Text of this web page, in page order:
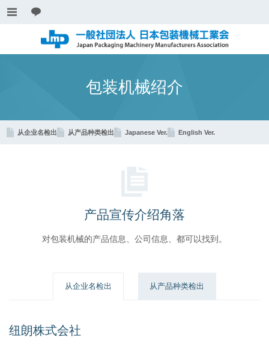
包装机械绍介
从企业名检出 从产品种类检出 Japanese Ver. English Ver.
产品宣传介绍角落
对包装机械的产品信息、公司信息、都可以找到。
从企业名检出 从产品种类检出
纽朗株式会社